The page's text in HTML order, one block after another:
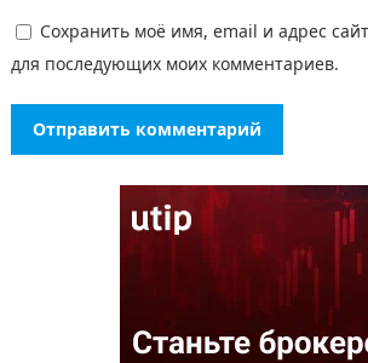
Сохранить моё имя, email и адрес
для последующих моих комментариев.